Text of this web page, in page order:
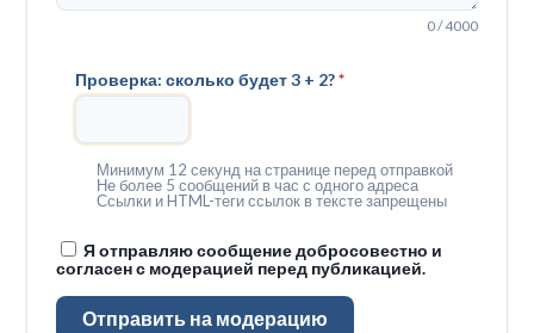
0 / 4000
Проверка: сколько будет 3 + 2?*
Минимум 12 секунд на странице перед отправкой
Не более 5 сообщений в час с одного адреса
Ссылки и HTML-теги ссылок в тексте запрещены
Я отправляю сообщение добросовестно и
согласен с модерацией перед публикацией.
Отправить на модерацию